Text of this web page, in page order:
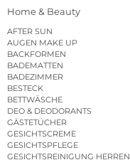
Home & Beauty
AFTER SUN
AUGEN MAKE UP
BACKFORMEN
BADEMATTEN
BADEZIMMER
BESTECK
BETTWÄSCHE
DEO & DEODORANTS
GÄSTETÜCHER
GESICHTSCREME
GESICHTSPFLEGE
GESICHTSREINIGUNG HERREN